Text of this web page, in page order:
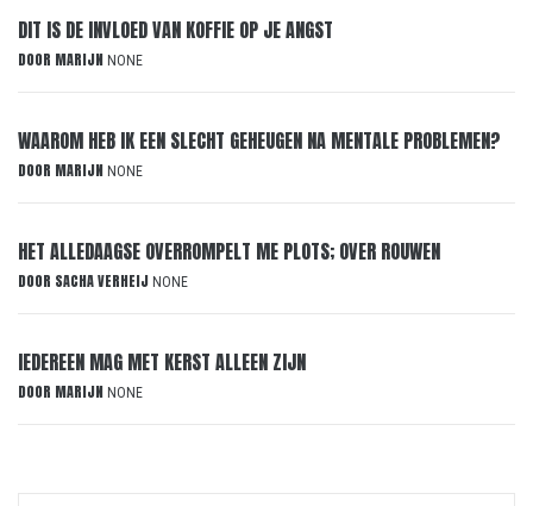
DIT IS DE INVLOED VAN KOFFIE OP JE ANGST
DOOR MARIJN NONE
WAAROM HEB IK EEN SLECHT GEHEUGEN NA MENTALE PROBLEMEN?
DOOR MARIJN NONE
HET ALLEDAAGSE OVERROMPELT ME PLOTS; OVER ROUWEN
DOOR SACHA VERHEIJ NONE
IEDEREEN MAG MET KERST ALLEEN ZIJN
DOOR MARIJN NONE